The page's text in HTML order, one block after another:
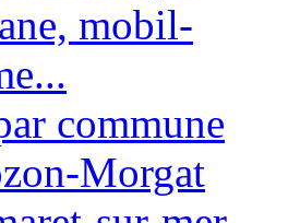
mobil-
commune
Morgat